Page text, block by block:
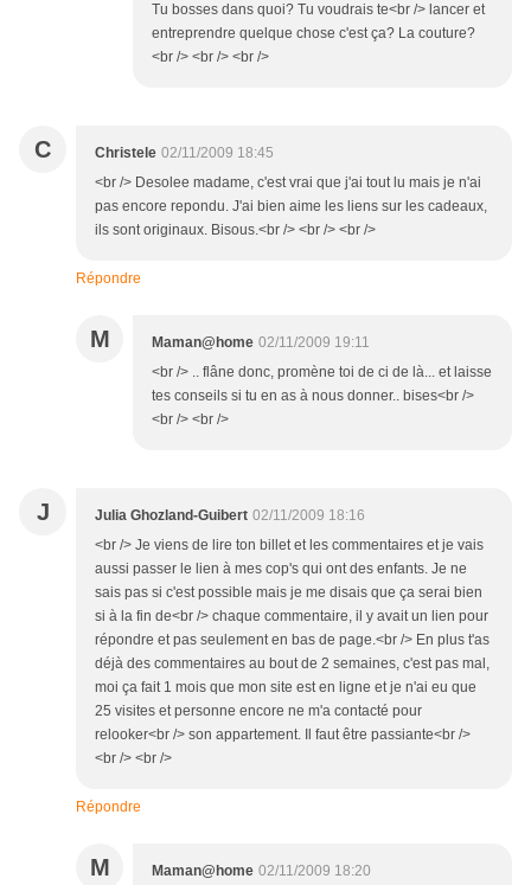
Tu bosses dans quoi? Tu voudrais te<br /> lancer et
entreprendre quelque chose c'est ça? La couture?
<br /> <br /> <br />
C Christele 02/11/2009 18:45
<br /> Desolee madame, c'est vrai que j'ai tout lu mais je n'ai
pas encore repondu. J'ai bien aime les liens sur les cadeaux,
ils sont originaux. Bisous.<br /> <br /> <br />
Répondre
M Maman@home 02/11/2009 19:11
<br /> .. flâne donc, promène toi de ci de là... et laisse
tes conseils si tu en as à nous donner.. bises<br />
<br /> <br />
J Julia Ghozland-Guibert 02/11/2009 18:16
<br /> Je viens de lire ton billet et les commentaires et je vais
aussi passer le lien à mes cop's qui ont des enfants. Je ne
sais pas si c'est possible mais je me disais que ça serai bien
si à la fin de<br /> chaque commentaire, il y avait un lien pour
répondre et pas seulement en bas de page.<br /> En plus t'as
déjà des commentaires au bout de 2 semaines, c'est pas mal,
moi ça fait 1 mois que mon site est en ligne et je n'ai eu que
25 visites et personne encore ne m'a contacté pour
relooker<br /> son appartement. Il faut être passiante<br />
<br /> <br />
Répondre
M Maman@home 02/11/2009 18:20